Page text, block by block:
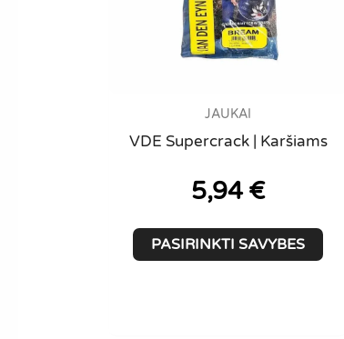
JAUKAI
VDE Supercrack | Karšiams
5,94€
PASIRINKTI SAVYBES
This